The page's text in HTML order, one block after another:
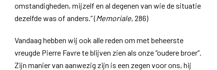
omstandigheden, mijzelf en al degenen van wie de situatie
dezelfde was of anders.” (Memoriale, 286)
Vandaag hebben wij ook alle reden om met beheerste
vreugde Pierre Favre te blijven zien als onze “oudere broer”.
Zijn manier van aanwezig zijn is een zegen voor ons, hij